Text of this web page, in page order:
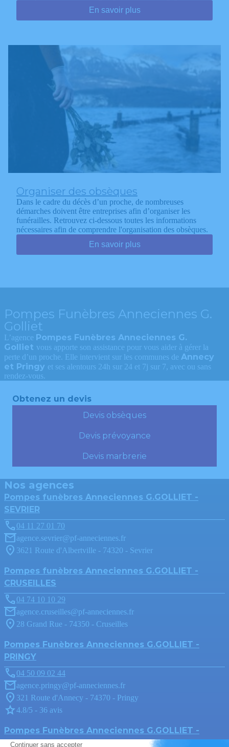
En savoir plus
Organiser des obsèques
Dans le cadre du décès d’un proche, de nombreuses
démarches doivent être entreprises afin d’organiser les
funérailles. Retrouvez ci-dessous toutes les informations
nécessaires afin de comprendre l'organisation des obsèques.
En savoir plus
Pompes Funèbres Anneciennes G.
Golliet
L’agence Pompes Funèbres Anneciennes G.
Golliet vous apporte son assistance pour vous aider à gérer la
perte d’un proche. Elle intervient sur les communes de Annecy
et Pringy et ses alentours 24h sur 24 et 7j sur 7, avec ou sans
rendez-vous.
Obtenez un devis
Devis obsèques
Devis prévoyance
Devis marbrerie
Nos agences
Pompes funèbres Anneciennes G.GOLLIET -
SEVRIER
04 11 27 01 70
agence.sevrier@pf-anneciennes.fr
3621 Route d'Albertville - 74320 - Sevrier
Pompes funèbres Anneciennes G.GOLLIET -
CRUSEILLES
04 74 10 10 29
agence.cruseilles@pf-anneciennes.fr
28 Grand Rue - 74350 - Cruseilles
Pompes Funèbres Anneciennes G.GOLLIET -
PRINGY
04 50 09 02 44
agence.pringy@pf-anneciennes.fr
321 Route d'Annecy - 74370 - Pringy
4.8/5 - 36 avis
Pompes Funèbres Anneciennes G.GOLLIET -
ANNECY